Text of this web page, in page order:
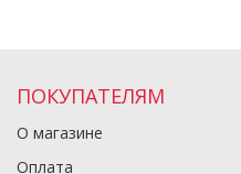
ПОКУПАТЕЛЯМ
О магазине
Оплата